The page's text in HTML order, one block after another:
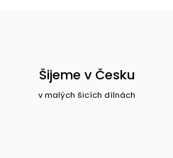
Šijeme v Česku
v malých šicích dílnách